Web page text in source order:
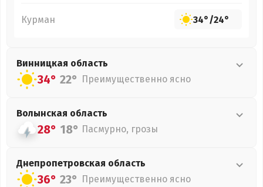
Курман 34°/24°
Винницкая область
34° 22° Преимущественно ясно
Волынская область
28° 18° Пасмурно, грозы
Днепропетровская область
36° 23° Преимущественно ясно